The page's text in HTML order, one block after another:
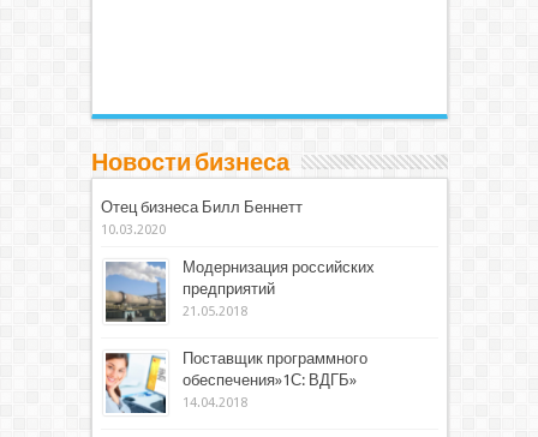
Новости бизнеса
Отец бизнеса Билл Беннетт
10.03.2020
Модернизация российских
предприятий
21.05.2018
Поставщик программного
обеспечения»1С: ВДГБ»
14.04.2018